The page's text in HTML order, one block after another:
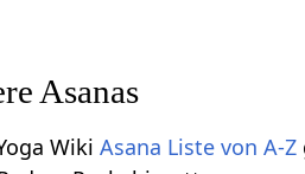
Asanas
WikiAsana Liste von A-Z